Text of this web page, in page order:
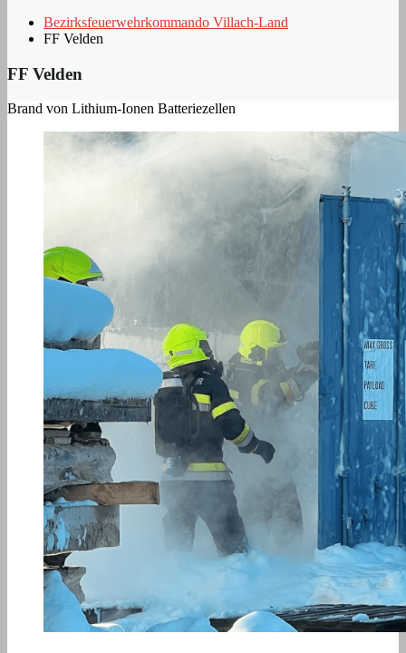
Bezirksfeuerwehrkommando Villach-Land
FF Velden
FF Velden
Brand von Lithium-Ionen Batteriezellen